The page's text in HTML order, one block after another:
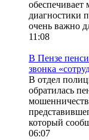
диагностики
очень важно
11:08
В Пензе
звонка
В отдел
обратилась
который
06:07